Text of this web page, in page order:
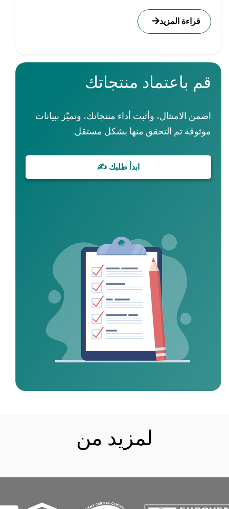
قراءة المزيد
باعتماد منتجاتك
الامتثال، وأثبت أداء منتجاتك، وتميّز ببيانات
تم التحقق منها بشكل مستقل.
ابدأ طلبك ✍
لمزيد من